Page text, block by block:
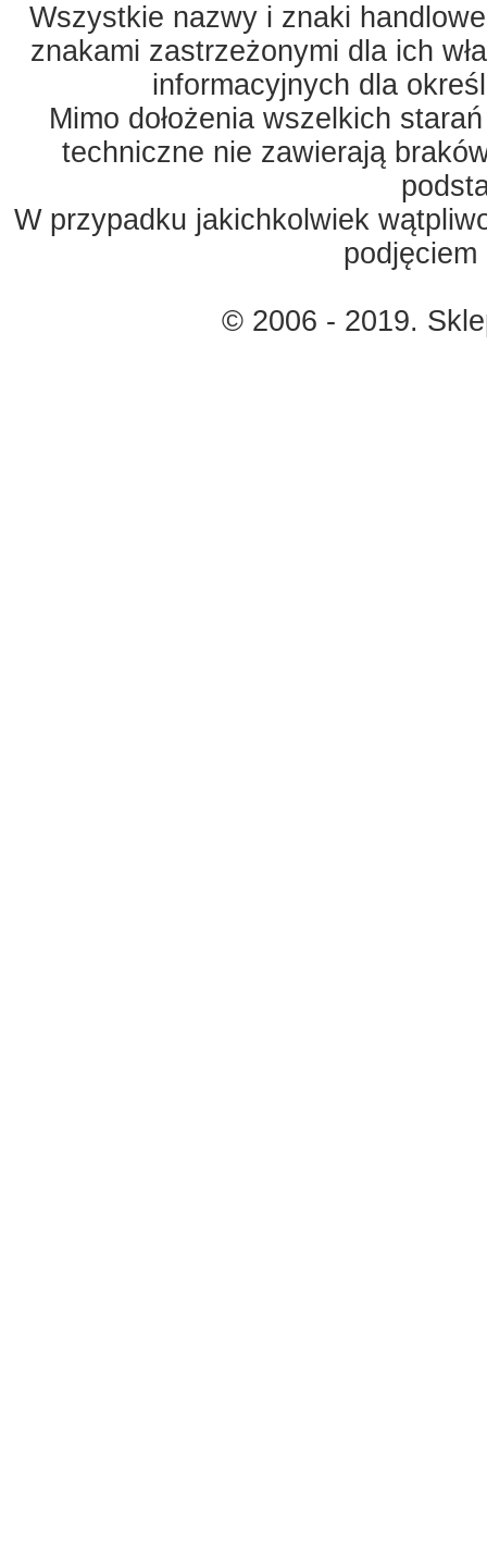
Wszystkie nazwy i znaki
znakami zastrzeżonymi dla ich
informacyjnych dla
Mimo dołożenia wszelkich
techniczne nie zawierają
W przypadku jakichkolwiek
© 2006 - 2019.